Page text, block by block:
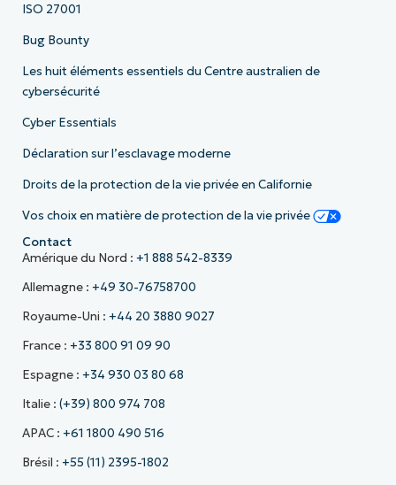
ISO 27001
Bug Bounty
Les huit éléments essentiels du Centre australien de
cybersécurité
Cyber Essentials
Déclaration sur l’esclavage moderne
Droits de la protection de la vie privée en Californie
Vos choix en matière de protection de la vie privée
Contact
Amérique du Nord : +1 888 542-8339
Allemagne : +49 30-76758700
Royaume-Uni : +44 20 3880 9027
France : +33 800 91 09 90
Espagne : +34 930 03 80 68
Italie : (+39) 800 974 708
APAC : +61 1800 490 516
Brésil : +55 (11) 2395-1802